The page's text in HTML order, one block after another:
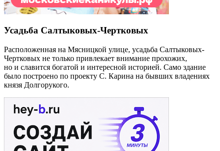
Усадьба Салтыковых-Чертковых
Расположенная на Мясницкой улице, усадьба Салтыковых-
Чертковых не только привлекает внимание прохожих,
но и славится богатой и интересной историей. Само здание
было построено по проекту С. Карина на бывших владениях
князя Долгорукого.